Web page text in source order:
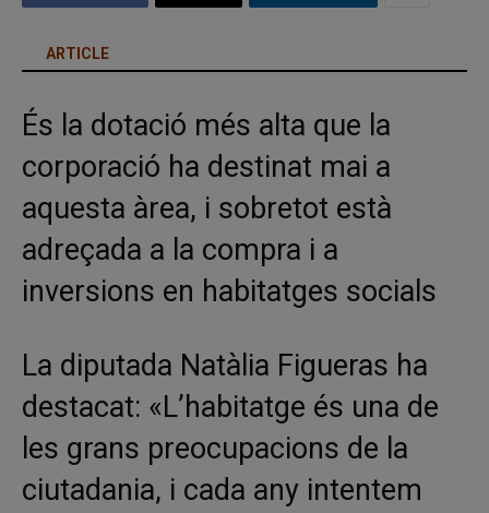
ARTICLE
És la dotació més alta que la
corporació ha destinat mai a
aquesta àrea, i sobretot està
adreçada a la compra i a
inversions en habitatges socials
La diputada Natàlia Figueras ha
destacat: «L’habitatge és una de
les grans preocupacions de la
ciutadania, i cada any intentem